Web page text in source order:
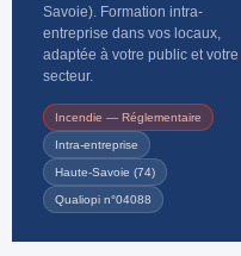
Savoie). Formation intra-
entreprise dans vos locaux,
adaptée à votre public et votre
secteur.
Incendie — Réglementaire
Intra-entreprise
Haute-Savoie (74)
Qualiopi n°04088